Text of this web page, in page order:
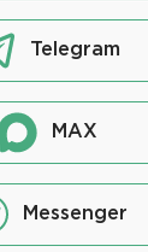
Telegram
MAX
Messenger